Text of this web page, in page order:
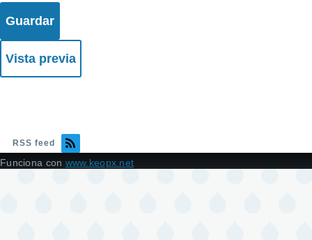
RSS feed
Funciona con www.keopx.net